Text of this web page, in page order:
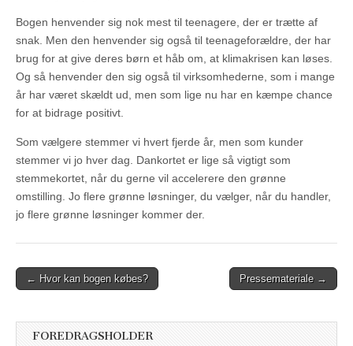
Bogen henvender sig nok mest til teenagere, der er trætte af
snak. Men den henvender sig også til teenageforældre, der har
brug for at give deres børn et håb om, at klimakrisen kan løses.
Og så henvender den sig også til virksomhederne, som i mange
år har været skældt ud, men som lige nu har en kæmpe chance
for at bidrage positivt.
Som vælgere stemmer vi hvert fjerde år, men som kunder
stemmer vi jo hver dag. Dankortet er lige så vigtigt som
stemmekortet, når du gerne vil accelerere den grønne
omstilling. Jo flere grønne løsninger, du vælger, når du handler,
jo flere grønne løsninger kommer der.
Post
← Hvor kan bogen købes? Pressemateriale →
FOREDRAGSHOLDER